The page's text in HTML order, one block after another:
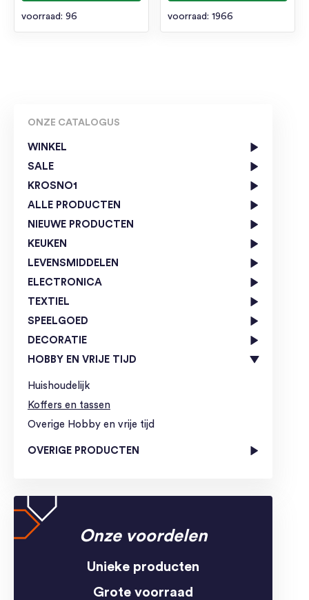
ONZE CATALOGUS
WINKEL
SALE
KROSNO1
ALLE PRODUCTEN
NIEUWE PRODUCTEN
KEUKEN
LEVENSMIDDELEN
ELECTRONICA
TEXTIEL
SPEELGOED
DECORATIE
HOBBY EN VRIJE TIJD
Huishoudelijk
Koffers en tassen
Overige Hobby en vrije tijd
OVERIGE PRODUCTEN
Onze voordelen
Unieke producten
Grote voorraad
voorraad: 96 voorraad: 1966